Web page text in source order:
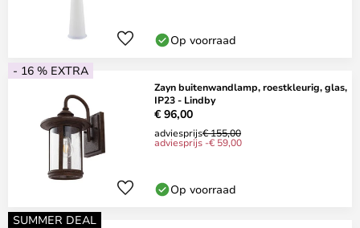
Op voorraad
- 16 % EXTRA
Zayn buitenwandlamp, roestkleurig, glas,
IP23 - Lindby
€ 96,00
adviesprijs€ 155,00
adviesprijs -€ 59,00
Op voorraad
SUMMER DEAL